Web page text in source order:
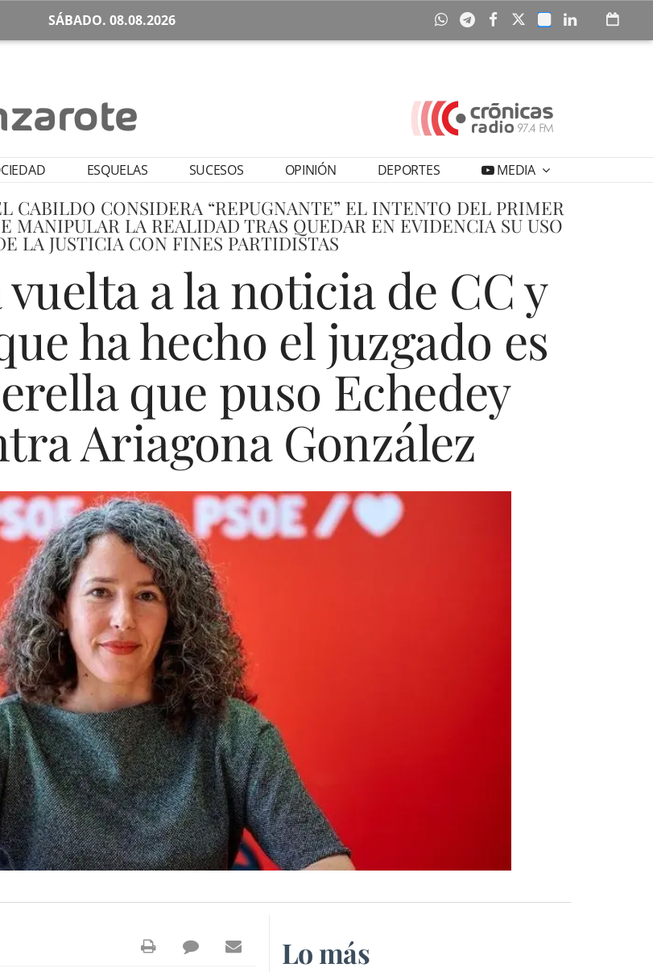
SÁBADO. 08.08.2026
ESQUELAS SUCESOS OPINIÓN DEPORTES MEDIA
CABILDO CONSIDERA “REPUGNANTE” EL INTENTO DEL PRIMER
MANIPULAR LA REALIDAD TRAS QUEDAR EN EVIDENCIA SU USO
LA JUSTICIA CON FINES PARTIDISTAS
vuelta a la noticia de CC y
ha hecho el juzgado es
que puso Echedey
Ariagona González
Lo más